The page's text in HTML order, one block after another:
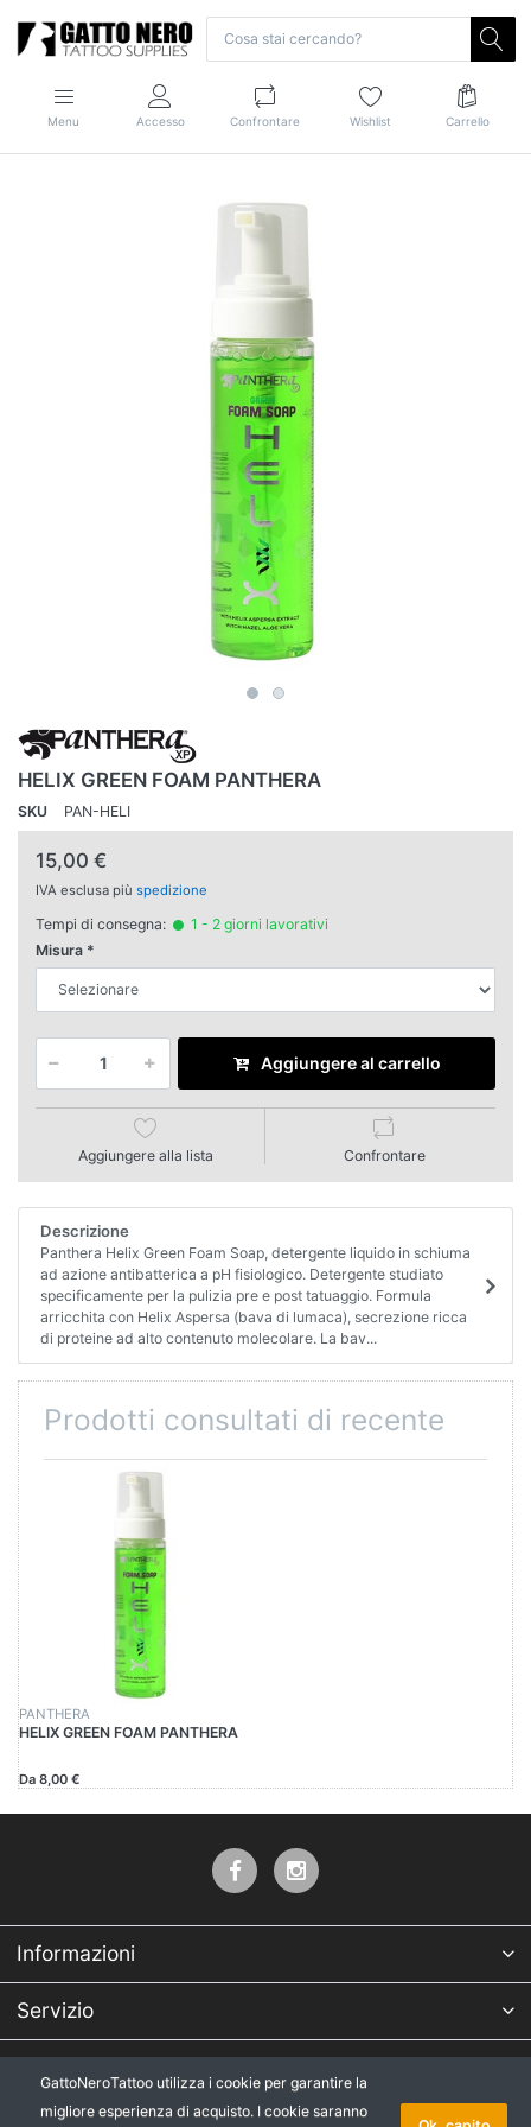
Menu Accesso Confrontare Wishlist Carrello
HELIX GREEN FOAM PANTHERA
SKU PAN-HELI
15,00 €
IVA esclusa più spedizione
Tempi di consegna:
1 - 2 giorni lavorativi
Misura
Aggiungere al carrello
Aggiungere alla lista Confrontare
Descrizione
Panthera Helix Green Foam Soap, detergente liquido in schiuma
ad azione antibatterica a pH fisiologico. Detergente studiato
specificamente per la pulizia pre e post tatuaggio. Formula
arricchita con Helix Aspersa (bava di lumaca), secrezione ricca
di proteine ad alto contenuto molecolare. La bav...
Prodotti consultati di recente
PANTHERA
HELIX GREEN FOAM PANTHERA
Da 8,00 €
Informazioni
Servizio
GattoNeroTattoo utilizza i cookie per garantire la
migliore esperienza di acquisto. I cookie saranno